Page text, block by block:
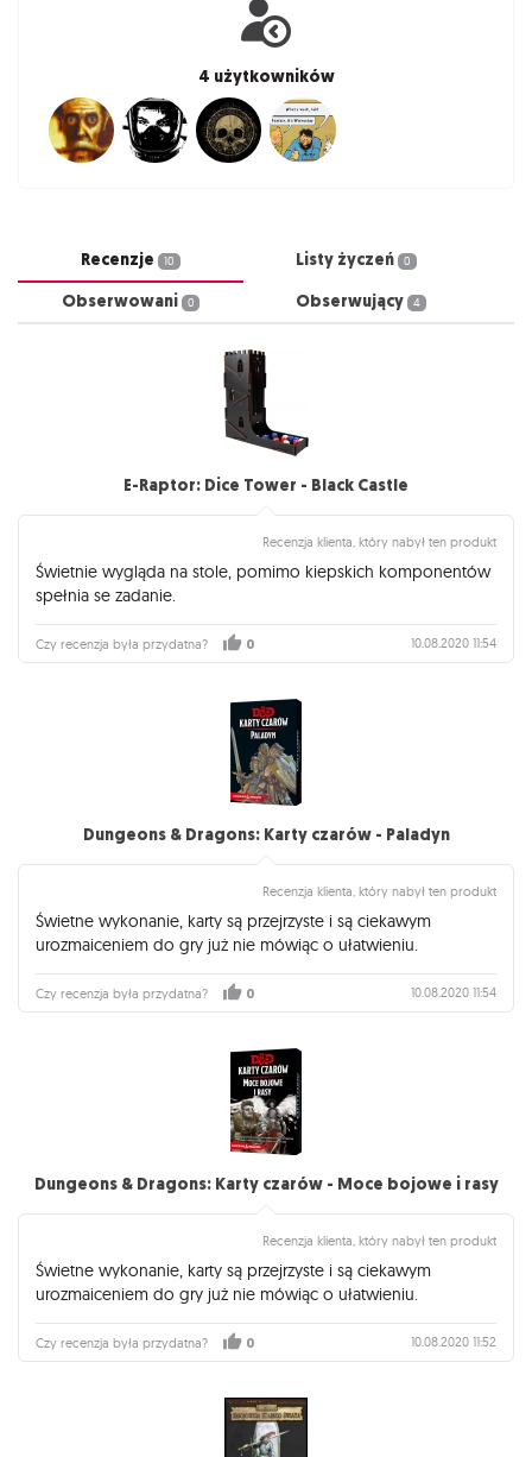
4 użytkowników
Recenzje 10 Listy życzeń 0
Obserwowani 0 Obserwujący 4
E-Raptor: Dice Tower - Black Castle
Recenzja klienta, który nabył ten produkt
Świetnie wygląda na stole, pomimo kiepskich komponentów
spełnia se zadanie.
Czy recenzja była przydatna? 0 10.08.2020 11:54
Dungeons & Dragons: Karty czarów - Paladyn
Recenzja klienta, który nabył ten produkt
Świetne wykonanie, karty są przejrzyste i są ciekawym
urozmaiceniem do gry już nie mówiąc o ułatwieniu.
Czy recenzja była przydatna? 0 10.08.2020 11:54
Dungeons & Dragons: Karty czarów - Moce bojowe i rasy
Recenzja klienta, który nabył ten produkt
Świetne wykonanie, karty są przejrzyste i są ciekawym
urozmaiceniem do gry już nie mówiąc o ułatwieniu.
Czy recenzja była przydatna? 0 10.08.2020 11:52